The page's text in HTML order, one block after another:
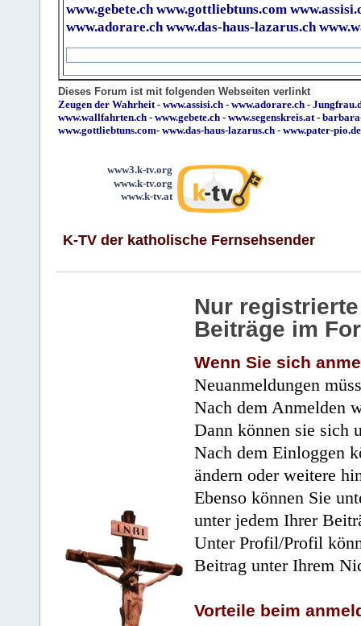
www.gebete.ch www.gottliebtuns.com
www.adorare.ch www.das-haus-lazarus.ch
Dieses Forum ist mit folgenden Webseiten verlinkt
Zeugen der Wahrheit- www.assisi.ch - www.adorare.ch -
www.wallfahrten.ch - www.gebete.ch - www.segenskreis.at-
www.gottliebtuns.com- www.das-haus-lazarus.ch - www.pater-pio.de
www3.k-tv.org
www.k-tv.org
www.k-tv.at
K-TV der katholische Fernsehsender
Nur
Beiträge im
Wenn Sie sich
Neuanmeldungen
Nach dem Anmelden
Dann können sie sich
Nach dem Einloggen
ändern oder weitere
Ebenso können Sie
unter jedem Ihrer
Unter Profil/Profil
Beitrag unter Ihrem
Vorteile beim